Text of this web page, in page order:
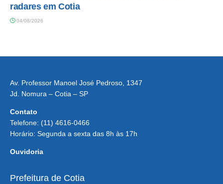
radares em Cotia
04/08/2026
Av. Professor Manoel José Pedroso, 1347
Jd. Nomura – Cotia – SP
Contato
Telefone: (11) 4616-0466
Horário: Segunda a sexta das 8h às 17h
Ouvidoria
Prefeitura de Cotia